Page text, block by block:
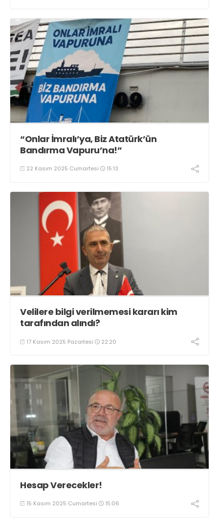
“Onlar İmralı’ya, Biz Atatürk’ün
Bandırma Vapuru’na!”
22 Kasım 2025 Cumartesi 15:13
Velilere bilgi verilmemesi kararı kim
tarafından alındı?
17 Kasım 2025 Pazartesi 22:20
Hesap Verecekler!
15 Kasım 2025 Cumartesi 15:06